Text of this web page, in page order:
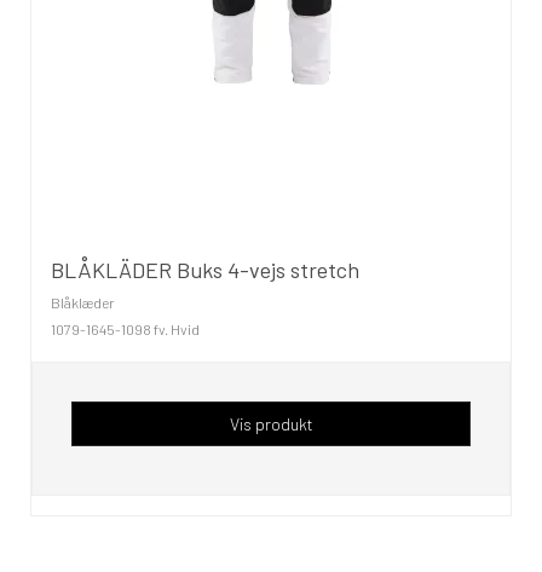
BLÅKLÄDER Buks 4-vejs stretch
Blåklæder
1079-1645-1098 fv. Hvid
Vis produkt